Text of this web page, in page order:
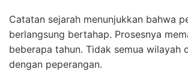
Catatan sejarah menunjukkan bahwa
berlangsung bertahap. Prosesnya
beberapa tahun. Tidak semua wilayah
dengan peperangan.